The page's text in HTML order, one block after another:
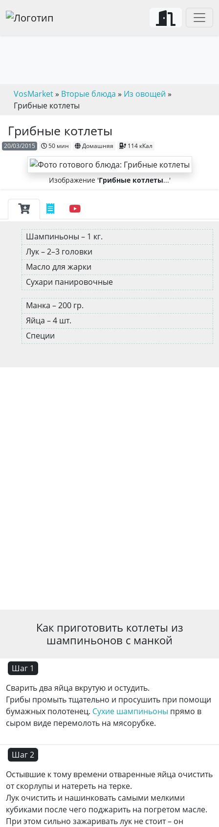
VosMarket» Вторые блюда » Из овощей »
Грибные котлеты
Грибные котлеты
20/03/2015 50 мин Домашняя 114 кКал
Изображение 'Грибные котлеты...'
Шампиньоны – 1 кг.
Лук – 2–3 головки
Масло для жарки
Сухари панировочные
Манка – 200 гр.
Яйца – 4 шт.
Специи
Как приготовить котлеты из
шампиньонов с манкой
Шаг 1
Сварить два яйца вкрутую и остудить.
Грибы промыть тщательно и просушить при помощи
бумажных полотенец. Сухие шампиньоны прямо в
сыром виде перемолоть на мясорубке.
Шаг 2
Остывшие к тому времени отваренные яйца очистить
от скорлупы и натереть на терке.
Лук очистить и нашинковать самыми мелкими
кубиками после чего поджарить на погретом масле.
При этом сильно зажаривать лук не стоит – он